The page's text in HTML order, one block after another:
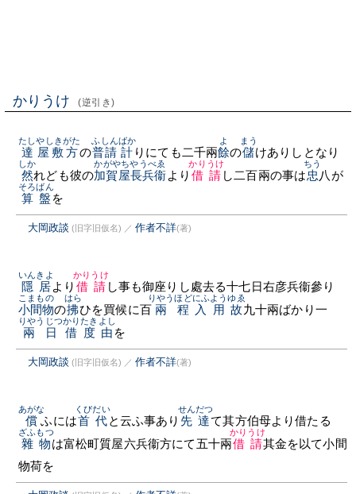
かりうけ (逆引き)
達
たし
屋敷方
やしきがた
の普請
ふしん
計
ばか
りにても二千兩餘
よ
の儲
まう
けありしとなり
然
しか
れども彼の加賀屋長兵衞
かがやちやうべゑ
より 借請
かりうけ
し二百兩の事は忠
ちう
八が
算盤
そろばん
を
大岡政談 (旧字旧仮名) ／ 作者不詳(著)
隱居
いんきよ
より 借請
かりうけ
し事も御座りし處去る十七日右彦兵衞參り
小間物
こまもの
の拂
はら
ひを買候に百 兩
りやう
程
ほど
入用
にふよう
故
ゆゑ
九十兩ばかり一
兩日
りやうじつ
借度
かりたき
由
よし
を
大岡政談 (旧字旧仮名) ／ 作者不詳(著)
償
あがな
ふには首代
くびだい
と云ふ事あり 先達
せんだつ
て其方伯母より借たる
雜物
ざふもつ
は富松町質屋六兵衞方にて五十兩借請
かりうけ
其金を以て小間
物荷を